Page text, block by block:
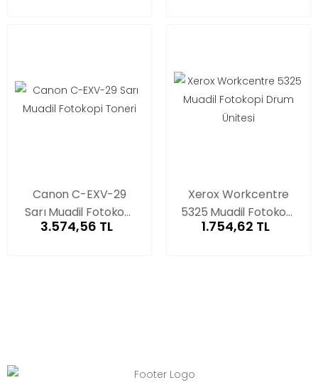
Canon C-EXV-29
Sarı Muadil Fotokopi
Toneri
3.574,56 TL
Xerox Workcentre
5325 Muadil Fotokopi
Drum Ünitesi
1.754,62 TL